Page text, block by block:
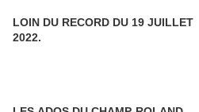
LOIN DU RECORD DU 19 JUILLET
2022.